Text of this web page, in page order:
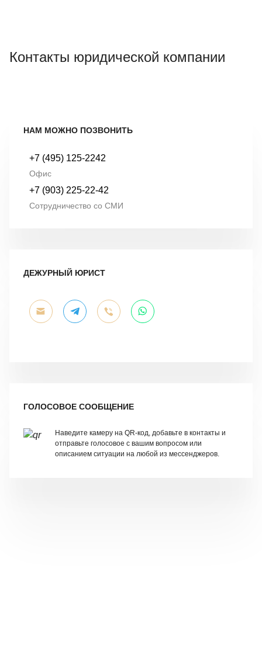
Контакты юридической компании
НАМ МОЖНО ПОЗВОНИТЬ
+7 (495) 125-2242
Офис
+7 (903) 225-22-42
Сотрудничество со СМИ
ДЕЖУРНЫЙ ЮРИСТ
ГОЛОСОВОЕ СООБЩЕНИЕ
Наведите камеру на QR-код, добавьте в контакты и
отправьте голосовое с вашим вопросом или
описанием ситуации на любой из мессенджеров.